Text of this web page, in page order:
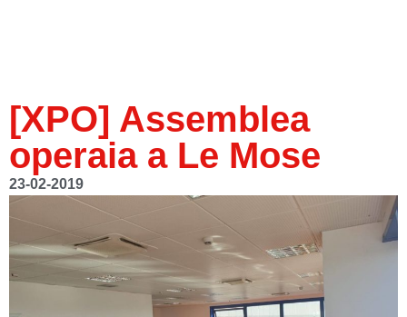
[XPO] Assemblea
operaia a Le Mose
23-02-2019